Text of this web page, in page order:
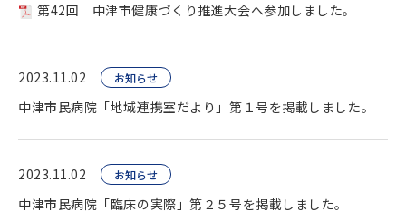
第42回 中津市健康づくり推進大会へ参加しました。
2023.11.02 お知らせ
中津市民病院「地域連携室だより」第１号を掲載しました。
2023.11.02 お知らせ
中津市民病院「臨床の実際」第２５号を掲載しました。